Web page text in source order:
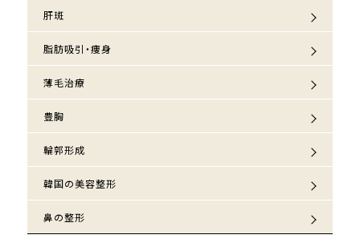
肝斑
脂肪吸引・痩身
薄毛治療
豊胸
輪郭形成
韓国の美容整形
鼻の整形